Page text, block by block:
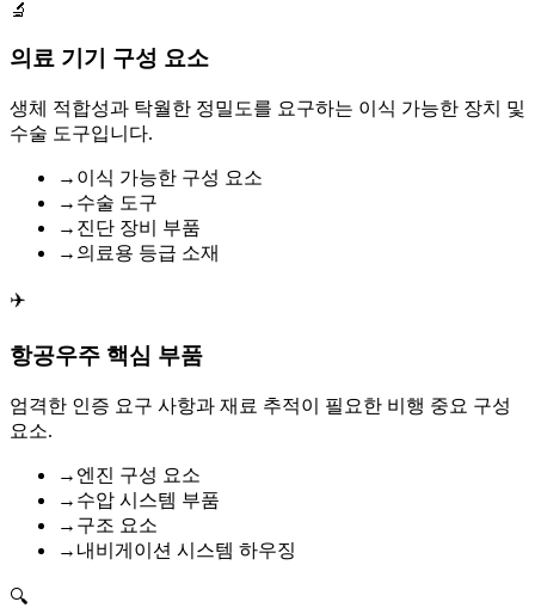
🔬
의료 기기 구성 요소
생체 적합성과 탁월한 정밀도를 요구하는 이식 가능한 장치 및
수술 도구입니다.
→ 이식 가능한 구성 요소
→ 수술 도구
→ 진단 장비 부품
→ 의료용 등급 소재
✈️
항공우주 핵심 부품
엄격한 인증 요구 사항과 재료 추적이 필요한 비행 중요 구성
요소.
→ 엔진 구성 요소
→ 수압 시스템 부품
→ 구조 요소
→ 내비게이션 시스템 하우징
🔍